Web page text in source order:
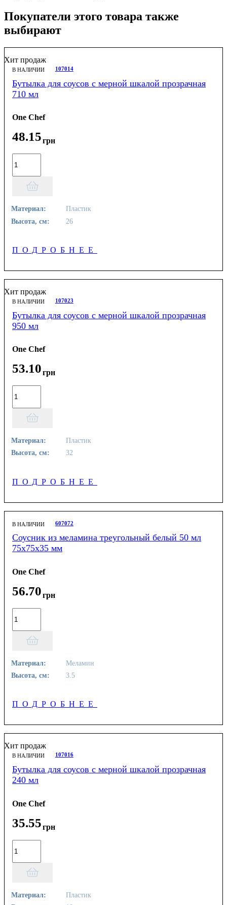
Покупатели этого товара также
выбирают
Хит продаж
В НАЛИЧИИ 107014
Бутылка для соусов с мерной шкалой прозрачная
710 мл
One Chef
48.15грн
Материал:
Пластик
Высота, см:
26
ПОДРОБНЕЕ
Хит продаж
В НАЛИЧИИ 107023
Бутылка для соусов с мерной шкалой прозрачная
950 мл
One Chef
53.10грн
Материал:
Пластик
Высота, см:
32
ПОДРОБНЕЕ
В НАЛИЧИИ 607072
Соусник из меламина треугольный белый 50 мл
75х75х35 мм
One Chef
56.70грн
Материал:
Меламин
Высота, см:
3.5
ПОДРОБНЕЕ
Хит продаж
В НАЛИЧИИ 107016
Бутылка для соусов с мерной шкалой прозрачная
240 мл
One Chef
35.55грн
Материал:
Пластик